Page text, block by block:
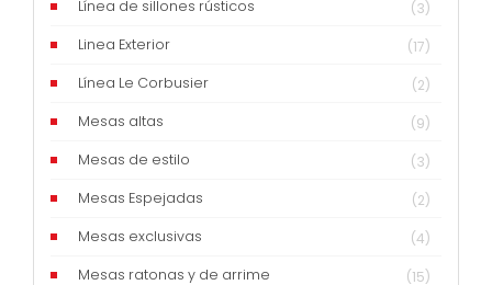
Línea de sillones rústicos
(3)
Linea Exterior
(17)
Línea Le Corbusier
(2)
Mesas altas
(9)
Mesas de estilo
(3)
Mesas Espejadas
(2)
Mesas exclusivas
(4)
Mesas ratonas y de arrime
(15)